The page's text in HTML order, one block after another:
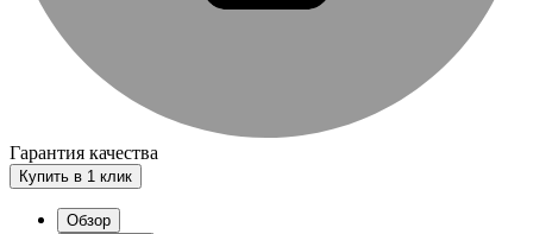
Гарантия качества
Купить в 1 клик
Обзор